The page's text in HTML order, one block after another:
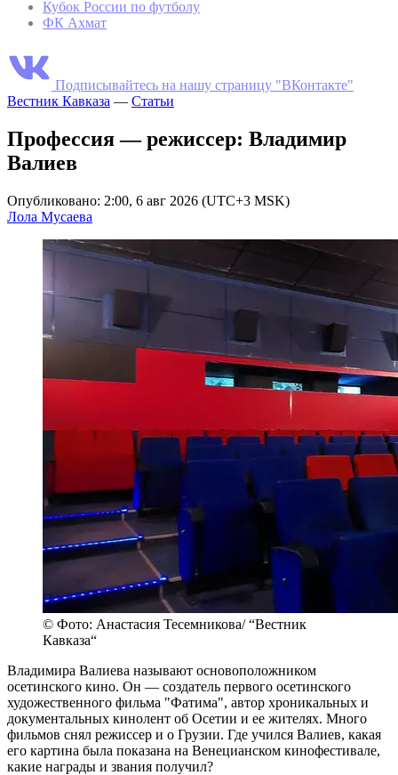
Кубок России по футболу
ФК Ахмат
Подписывайтесь на нашу страницу "ВКонтакте"
Вестник Кавказа — Статьи
Профессия — режиссер: Владимир
Валиев
Опубликовано: 2:00, 6 авг 2026 (UTC+3 MSK)
Лола Мусаева
© Фото: Анастасия Тесемникова/ “Вестник
Кавказа“
Владимира Валиева называют основоположником
осетинского кино. Он — создатель первого осетинского
художественного фильма "Фатима", автор хроникальных и
документальных кинолент об Осетии и ее жителях. Много
фильмов снял режиссер и о Грузии. Где учился Валиев, какая
его картина была показана на Венецианском кинофестивале,
какие награды и звания получил?